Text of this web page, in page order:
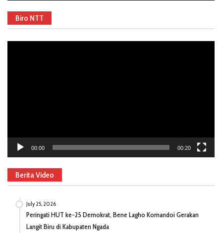
Biro NTT
00:00 00:20
Berita Video
July 25, 2026
Peringati HUT ke-25 Demokrat, Bene Lagho Komandoi Gerakan
Langit Biru di Kabupaten Ngada